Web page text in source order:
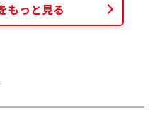
もっと見る